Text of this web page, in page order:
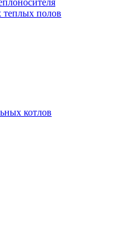
теплых полов
котлов